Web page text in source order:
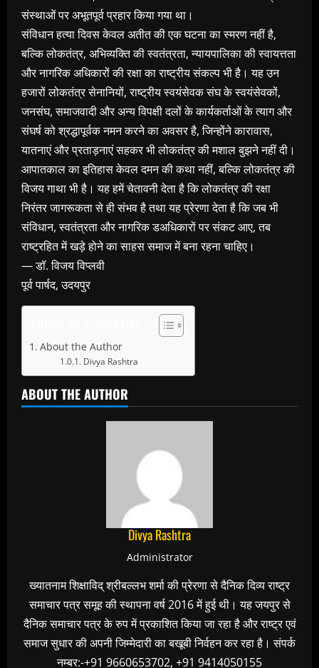
संस्थाओं पर अभूतपूर्व प्रहार किया गया था।
संविधान हत्या दिवस केवल अतीत की एक घटना का स्मरण नहीं है,
बल्कि लोकतंत्र, अभिव्यक्ति की स्वतंत्रता, न्यायपालिका की स्वायत्तता
और नागरिक अधिकारों की रक्षा का राष्ट्रीय संकल्प भी है। यह उन
हजारों लोकतंत्र सेनानियों, राष्ट्रीय स्वयंसेवक संघ के स्वयंसेवकों,
जनसंघ, समाजवादी और अन्य विपक्षी दलों के कार्यकर्ताओं के त्याग और
संघर्ष को श्रद्धापूर्वक नमन करने का अवसर है, जिन्होंने कारावास,
यातनाएं और प्रताड़नाएं सहकर भी लोकतंत्र की मशाल बुझने नहीं दी।
आपातकाल का इतिहास केवल दमन की कथा नहीं, बल्कि लोकतंत्र की
विजय गाथा भी है। यह हमें चेतावनी देता है कि लोकतंत्र की रक्षा
निरंतर जागरूकता से ही संभव है तथा यह प्रेरणा देता है कि जब भी
संविधान, स्वतंत्रता और नागरिक डअधिकारों पर संकट आए, तब
राष्ट्रहित में खड़े होने का साहस समाज में बना रहना चाहिए।
— डॉ. विजय विप्लवी
पूर्व पार्षद, उदयपुर
About the Author
Divya Rashtra
ABOUT THE AUTHOR
Divya Rashtra
Administrator
ख्यातनाम शिक्षाविद् श्रीबल्लभ शर्मा की प्रेरणा से दैनिक दिव्य राष्ट्र
समाचार पत्र समूह की स्थापना वर्ष 2016 में हुई थी। यह जयपुर से
दैनिक समाचार पत्र के रुप में प्रकाशित किया जा रहा है और राष्ट्र एवं
समाज सुधार की अपनी जिम्मेदारी का बखूबी निर्वहन कर रहा है। संपर्क
नम्बर:-+91 9660653702, +91 9414050155